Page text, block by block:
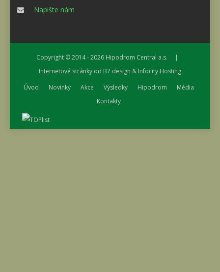
Napište nám
Copyright © 2014 - 2026 Hipodrom Central a.s. |
Internetové stránky od B7 design & Infocity Hosting
Úvod
Novinky Akce Výsledky Hipodrom
Média
Kontakty